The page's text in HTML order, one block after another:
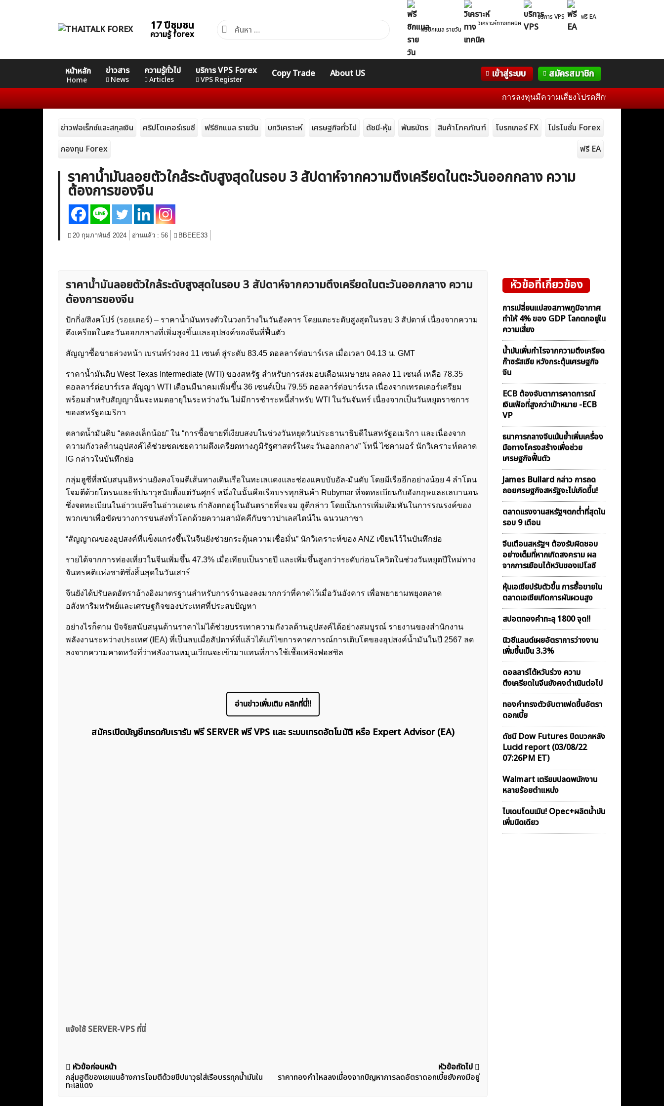
17 ปีชุมชน
ความรู้ forex
ค้นหา
สำหรับ:
ฟรีซิกแนล รายวัน
วิเคราะห์ทางเทคนิค
บริการ VPS ฟรี EA
หน้าหลัก
Home
ข่าวสาร
News
ความรู้ทั่วไป
Articles
บริการ VPS Forex
VPS Register
Copy Trade About US เข้าสู่ระบบ สมัครสมาชิก
VPS Register
สำหรับ:
คอร์ส
Basic
คอร์ส
Advance
คอร์ส
Professional
คอร์ส
Expert Indicators
WelTrade กิจกรรม
ฟอรั่ม
การลงทุนมีความเสี่ยงโปรดศึกษาข้อมูลก่อนการตัดสิ
ข่าวฟอเร็กซ์และสกุลเงิน คริปโตเคอร์เรนซี ฟรีซิกแนล รายวัน บทวิเคราะห์ เศรษฐกิจทั่วไป ดัชนี-หุ้น พันธบัตร สินค้าโภคภัณฑ์ โบรกเกอร์ FX
โปรโมชั่น Forex
กองทุน Forex
ฟรี EA
ราคาน้ำมันลอยตัวใกล้ระดับสูงสุดในรอบ 3 สัปดาห์จากความตึงเครียดในตะวันออกกลาง ความ
ต้องการของจีน
20 กุมภาพันธ์ 2024 อ่านแล้ว : 56 BBEEE33
ราคาน้ำมันลอยตัวใกล้ระดับสูงสุดในรอบ 3 สัปดาห์จากความตึงเครียดในตะวันออกกลาง ความ
ต้องการของจีน
ปักกิ่ง/สิงคโปร์ (รอยเตอร์) – ราคาน้ำมันทรงตัวในวงกว้างในวันอังคาร โดยแตะระดับสูงสุดในรอบ 3 สัปดาห์ เนื่องจากความ
ตึงเครียดในตะวันออกกลางที่เพิ่มสูงขึ้นและอุปสงค์ของจีนที่ฟื้นตัว
สัญญาซื้อขายล่วงหน้า เบรนท์ร่วงลง 11 เซนต์ สู่ระดับ 83.45 ดอลลาร์ต่อบาร์เรล เมื่อเวลา 04.13 น. GMT
ราคาน้ำมันดิบ West Texas Intermediate (WTI) ของสหรัฐ สำหรับการส่งมอบเดือนเมษายน ลดลง 11 เซนต์ เหลือ 78.35
ดอลลาร์ต่อบาร์เรล สัญญา WTI เดือนมีนาคมเพิ่มขึ้น 36 เซนต์เป็น 79.55 ดอลลาร์ต่อบาร์เรล เนื่องจากเทรดเดอร์เตรียม
พร้อมสำหรับสัญญานั้นจะหมดอายุในระหว่างวัน ไม่มีการชำระหนี้สำหรับ WTI ในวันจันทร์ เนื่องจากเป็นวันหยุดราชการ
ของสหรัฐอเมริกา
ตลาดน้ำมันดิบ “ลดลงเล็กน้อย” ใน “การซื้อขายที่เงียบสงบในช่วงวันหยุดวันประธานาธิบดีในสหรัฐอเมริกา และเนื่องจาก
ความกังวลด้านอุปสงค์ได้ช่วยชดเชยความตึงเครียดทางภูมิรัฐศาสตร์ในตะวันออกกลาง” โทนี่ ไซคามอร์ นักวิเคราะห์ตลาด
IG กล่าวในบันทึกย่อ
กลุ่มฮูซีที่สนับสนุนอิหร่านยังคงโจมตีเส้นทางเดินเรือในทะเลแดงและช่องแคบบับอัล-มันดับ โดยมีเรืออีกอย่างน้อย 4 ลำโดน
โจมตีด้วยโดรนและขีปนาวุธนับตั้งแต่วันศุกร์ หนึ่งในนั้นคือเรือบรรทุกสินค้า Rubymar ที่จดทะเบียนกับอังกฤษและเลบานอน
ซึ่งจดทะเบียนในอ่าวเบลีซในอ่าวเอเดน กำลังตกอยู่ในอันตรายที่จะจม ฮูตีกล่าว โดยเป็นการเพิ่มเดิมพันในการรณรงค์ของ
พวกเขาเพื่อขัดขวางการขนส่งทั่วโลกด้วยความสามัคคีกับชาวปาเลสไตน์ใน ฉนวนกาซา
“สัญญาณของอุปสงค์ที่แข็งแกร่งขึ้นในจีนยังช่วยกระตุ้นความเชื่อมั่น” นักวิเคราะห์ของ ANZ เขียนไว้ในบันทึกย่อ
รายได้จากการท่องเที่ยวในจีนเพิ่มขึ้น 47.3% เมื่อเทียบเป็นรายปี และเพิ่มขึ้นสูงกว่าระดับก่อนโควิดในช่วงวันหยุดปีใหม่ทาง
จันทรคติแห่งชาติซึ่งสิ้นสุดในวันเสาร์
จีนยังได้ปรับลดอัตราอ้างอิงมาตรฐานสำหรับการจำนองลงมากกว่าที่คาดไว้เมื่อวันอังคาร เพื่อพยายามพยุงตลาด
อสังหาริมทรัพย์และเศรษฐกิจของประเทศที่ประสบปัญหา
อย่างไรก็ตาม ปัจจัยสนับสนุนด้านราคาไม่ได้ช่วยบรรเทาความกังวลด้านอุปสงค์ได้อย่างสมบูรณ์ รายงานของสำนักงาน
พลังงานระหว่างประเทศ (IEA) ที่เป็นลบเมื่อสัปดาห์ที่แล้วได้แก้ไขการคาดการณ์การเติบโตของอุปสงค์น้ำมันในปี 2567 ลด
ลงจากความคาดหวังที่ว่าพลังงานหมุนเวียนจะเข้ามาแทนที่การใช้เชื้อเพลิงฟอสซิล
อ่านข่าวเพิ่มเติม คลิกที่นี่!!
สมัครเปิดบัญชีเทรดกับเรารับ ฟรี SERVER ฟรี VPS และ ระบบเทรดอัตโนมัติ หรือ Expert Advisor (EA)
แจ้งใช้ SERVER-VPS ที่นี่
แนะแนว
เรื่อง
หัวข้อก่อนหน้า
กลุ่มฮูตีของเยเมนอ้างการโจมตีด้วยขีปนาวุธใส่เรือบรรทุกน้ำมันใน
ทะเลแดง
หัวข้อถัดไป
ราคาทองคำไหลลงเนื่องจากปัญหาการลดอัตราดอกเบี้ยยังคงมีอยู่
หัวข้อที่เกี่ยวข้อง
การเปลี่ยนแปลงสภาพภูมิอากาศ
ทำให้ 4% ของ GDP โลกตกอยู่ใน
ความเสี่ยง
น้ำมันเพิ่มกำไรจากความตึงเครียด
ก๊าซรัสเซีย หวังกระตุ้นเศรษฐกิจ
จีน
ECB ต้องจับตาการคาดการณ์
เงินเฟ้อที่สูงกว่าเป้าหมาย -ECB
VP
ธนาคารกลางจีนเน้นย้ำเพิ่มเครื่อง
มือทางโครงสร้างเพื่อช่วย
เศรษฐกิจฟื้นตัว
James Bullard กล่าว การถด
ถอยศรษฐกิจสหรัฐจะไม่เกิดขึ้น!
ตลาดเเรงงานสหรัฐฯตกต่ำที่สุดใน
รอบ 9 เดือน
จีนเตือนสหรัฐฯ ต้องรับผิดชอบ
อย่างเต็มที่หากเกิดสงคราม ผล
จากการเยือนไต้หวันของเปโลซี
หุ้นเอเชียปรับตัวขึ้น การซื้อขายใน
ตลาดเอเชียเกิดการผันผวนสูง
สปอตทองคำทะลุ 1800 จุด!!
นิวซีแลนด์เผยอัตราการว่างงาน
เพิ่มขึ้นเป็น 3.3%
ดอลลาร์ไต้หวันร่วง ความ
ตึงเครียดในจีนยังคงดำเนินต่อไป
ทองคำทรงตัวจับตาเฟดขึ้นอัตรา
ดอกเบี้ย
ดัชนี Dow Futures ปิดบวกหลัง
Lucid report (03/08/22
07:26PM ET)
Walmart เตรียมปลดพนักงาน
หลายร้อยตำแหน่ง
ไบเดนโดนเมิน! Opec+ผลิตน้ำมัน
เพิ่มนิดเดียว